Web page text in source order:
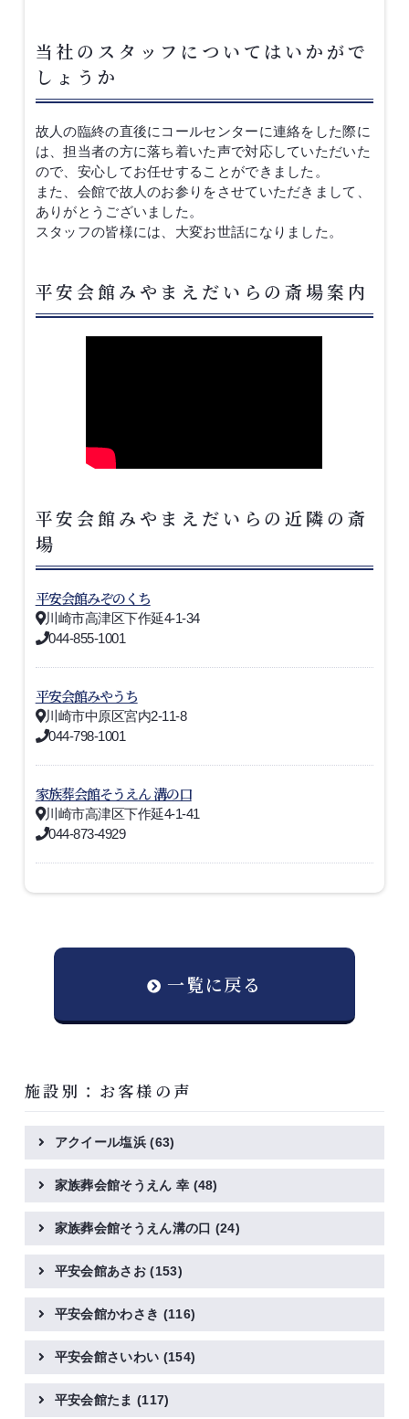
当社のスタッフについてはいかがで
しょうか
故人の臨終の直後にコールセンターに連絡をした際に
は、担当者の方に落ち着いた声で対応していただいた
ので、安心してお任せすることができました。
また、会館で故人のお参りをさせていただきまして、
ありがとうございました。
スタッフの皆様には、大変お世話になりました。
平安会館みやまえだいらの斎場案内
平安会館みやまえだいらの近隣の斎
場
平安会館みぞのくち
川崎市高津区下作延4-1-34
044-855-1001
平安会館みやうち
川崎市中原区宮内2-11-8
044-798-1001
家族葬会館そうえん 溝の口
川崎市高津区下作延4-1-41
044-873-4929
一覧に戻る
施設別：お客様の声
アクイール塩浜(63)
家族葬会館そうえん 幸 (48)
家族葬会館そうえん溝の口 (24)
平安会館あさお(153)
平安会館かわさき (116)
平安会館さいわい (154)
平安会館たま(117)